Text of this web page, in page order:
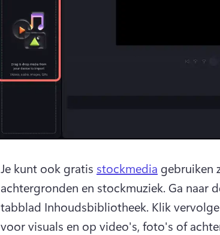
Je kunt ook gratis stockmedia gebruiken
achtergronden en stockmuziek. Ga naar
tabblad Inhoudsbibliotheek. Klik
voor visuals en op video's, foto's of